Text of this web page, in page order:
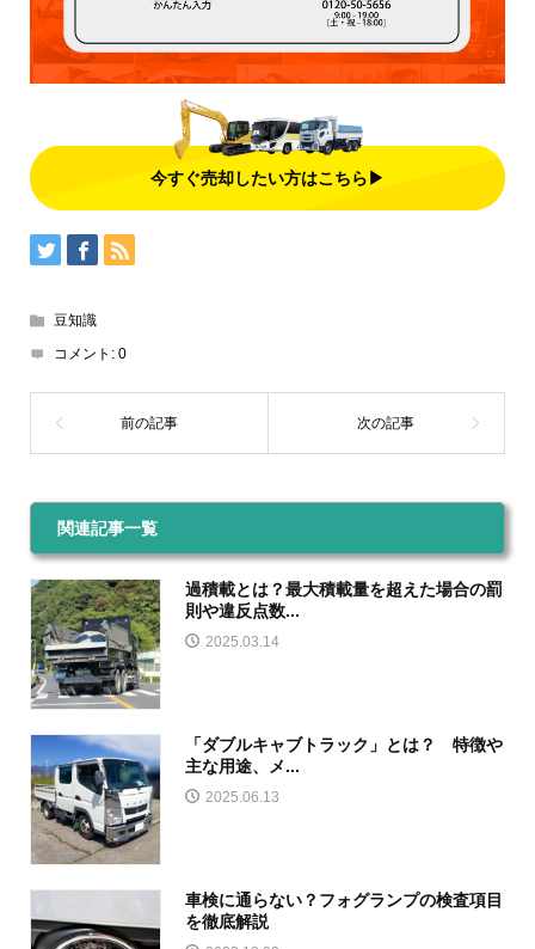
今すぐ売却したい方はこちら▶
豆知識
コメント: 0
関連記事一覧
過積載とは？最大積載量を超えた場合の罰
則や違反点数...
2025.03.14
「ダブルキャブトラック」とは？ 特徴や
主な用途、メ...
2025.06.13
車検に通らない？フォグランプの検査項目
を徹底解説